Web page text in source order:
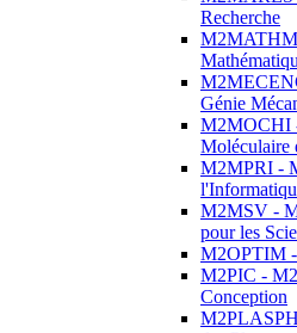
Recherche
Génie
M2MOCHI
Moléculaire
M2MPRI -
M2MSV -
pour les
M2OPTIM
M2PIC -
Conception